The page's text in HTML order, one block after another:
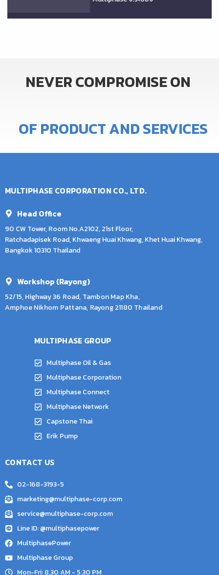
NEVERCOMPROMISEON
OF PRODUCTANDSERVICES
MULTIPHASE CORPORATION CO., LTD.
Head Office
90 CW Tower, Room No.A2102, 21st Floor,
Ratchadapisek Road, Khwaeng Huai Khwang, Khet Huai Khwang,
Bangkok 10310 Thailand
Workshop (Rayong)
52/15, Highway 36 Road, Tambon Map Kha,
Amphoe Nikhom Pattana, Rayong 21180 Thailand
MULTIPHASE GROUP
Multiphase Oil & Gas
Multiphase Corporation
Multiphase Connect
Multiphase Network
Capstone Thai
Erik Pump
CONTACT US
02-168-3193-5
marketing@multiphase-corp.com
service@multiphase-corp.com
Line ID: @multiphasepower
MultiphasePower
Multiphase Group
Mon-Fri: 8.30 AM - 5.30 PM